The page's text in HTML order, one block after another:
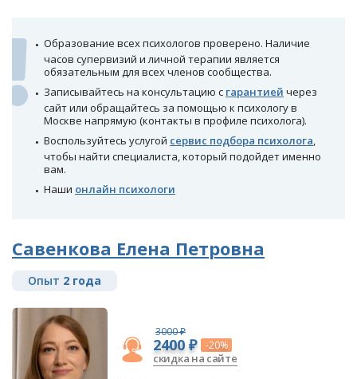
Образование всех психологов проверено. Наличие
часов супервизий и личной терапии является
обязательным для всех членов сообщества.
Записывайтесь на консультацию с гарантией через
сайт или обращайтесь за помощью к психологу в
Москве напрямую (контакты в профиле психолога).
Воспользуйтесь услугой сервис подбора психолога,
чтобы найти специалиста, который подойдет именно
вам.
Наши онлайн психологи
Савенкова Елена Петровна
Опыт 2 года
3000 ₽
2400 ₽ -20%
скидка на сайте